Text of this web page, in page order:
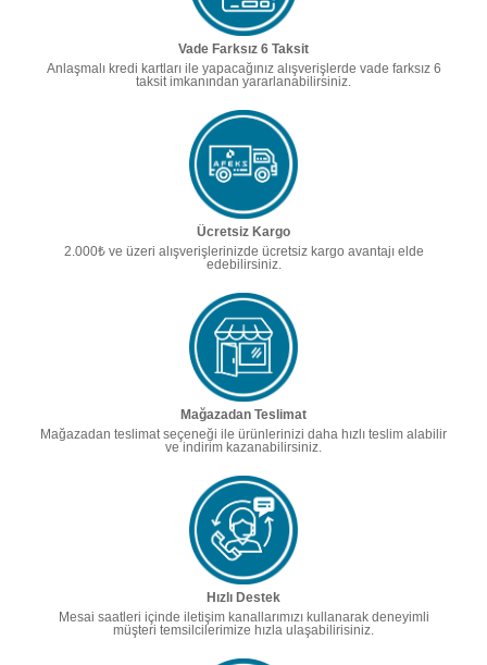
Vade Farksız 6 Taksit
Anlaşmalı kredi kartları ile yapacağınız alışverişlerde vade farksız 6
taksit imkanından yararlanabilirsiniz.
Ücretsiz Kargo
2.000₺ ve üzeri alışverişlerinizde ücretsiz kargo avantajı elde
edebilirsiniz.
Mağazadan Teslimat
Mağazadan teslimat seçeneği ile ürünlerinizi daha hızlı teslim alabilir
ve indirim kazanabilirsiniz.
Hızlı Destek
Mesai saatleri içinde iletişim kanallarımızı kullanarak deneyimli
müşteri temsilcilerimize hızla ulaşabilirisiniz.